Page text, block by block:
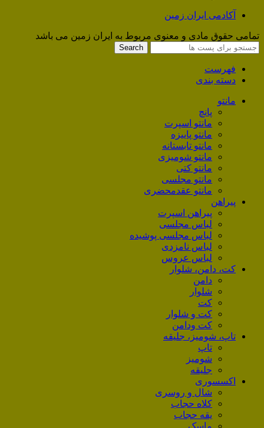
آکادمی ایران زمین
تمامی حقوق مادی و معنوی مربوط به ایران زمین می باشد
Search
فهرست
دسته بندی
مانتو
پانچ
مانتو اسپرت
مانتو پاییزه
مانتو تابستانه
مانتو شومیزی
مانتو کتی
مانتو مجلسی
مانتو عقد‌محضری
پیراهن
پیراهن اسپرت
لباس مجلسی
لباس مجلسی پوشیده
لباس نامزدی
لباس عروس
کت، دامن، شلوار
دامن
شلوار
کت
کت و شلوار
کت ودامن
تاپ، شومیز، جلیقه
تاپ
شومیز
جلیقه
اکسسوری
شال و روسری
کلاه حجاب
یقه حجاب
ماسک